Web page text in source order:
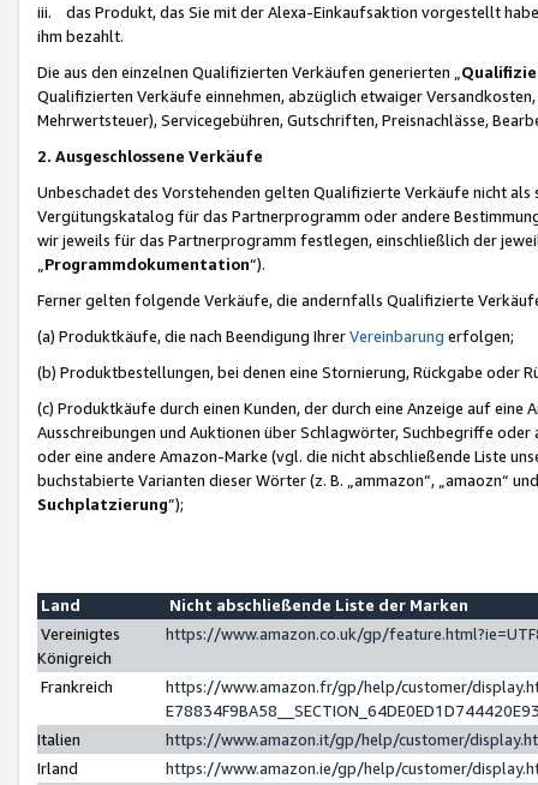
iii. das Produkt, das Sie mit der Alexa-Einkaufsaktion vorgestellt
ihm bezahlt.
Die aus den einzelnen Qualifizierten Verkäufen generierten „
Qualifizierten Verkäufe einnehmen, abzüglich etwaiger
Mehrwertsteuer), Servicegebühren, Gutschriften, Preisnachlässe,
2. Ausgeschlossene Verkäufe
Unbeschadet des Vorstehenden gelten Qualifizierte Verkäufe nicht
Vergütungskatalog für das Partnerprogramm oder andere
wir jeweils für das Partnerprogramm festlegen, einschließlich der
Programmdokumentation“).
Ferner gelten folgende Verkäufe, die andernfalls Qualifizierte
(a) Produktkäufe, die nach Beendigung IhrerVereinbarung erfolgen;
(b) Produktbestellungen, bei denen eine Stornierung, Rückgabe oder
(c) Produktkäufe durch einen Kunden, der durch eine Anzeige auf
Ausschreibungen und Auktionen über Schlagwörter, Suchbegriffe
oder eine andere Amazon-Marke (vgl. die nicht abschließende Liste
buchstabierte Varianten dieser Wörter (z. B. „ammazon“, „amaozn“
Suchplatzierung”);
Land
Nicht abschließende Liste der Marken
Vereinigtes
Königreich
https://www.amazon.co.uk/gp/
Frankreich
https://www.amazon.fr/gp/help/customer/
Italien
https://www.amazon.it/gp/help/customer/
Irland
https://www.amazon.ie/gp/help/customer/